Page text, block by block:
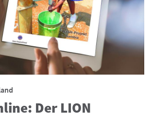
Der LION